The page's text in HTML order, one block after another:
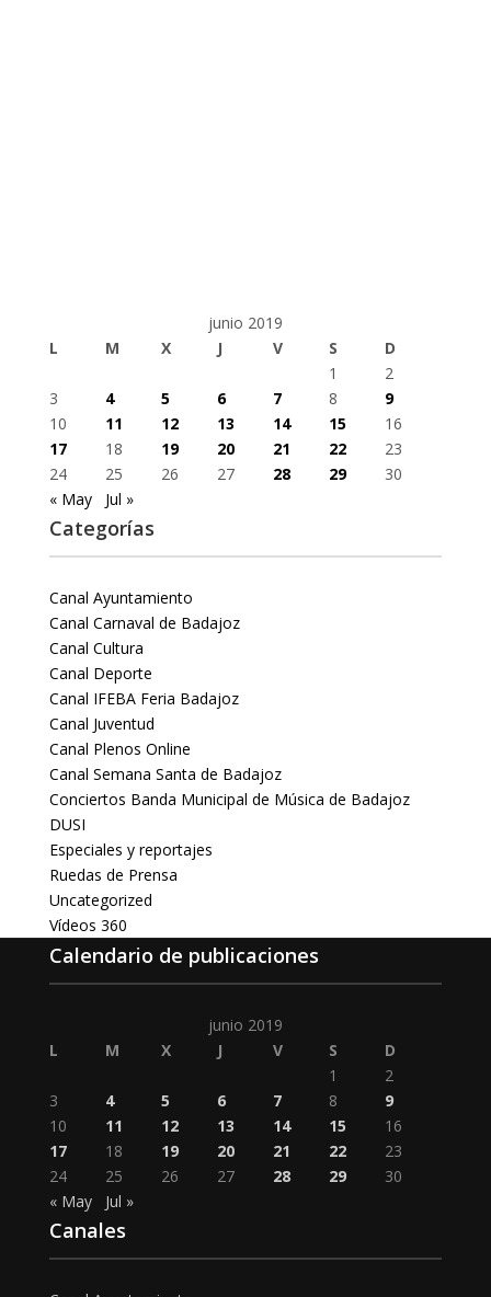
junio 2019
L
M X J V S
D
1
2
3
4 5 6 7 8
9
10
11 12 13 14 15
16
17
18 19 20 21 22
23
24
25 26 27 28 29
30
« May
Jul »
Categorías
Canal Ayuntamiento
Canal Carnaval de Badajoz
Canal Cultura
Canal Deporte
Canal IFEBA Feria Badajoz
Canal Juventud
Canal Plenos Online
Canal Semana Santa de Badajoz
Conciertos Banda Municipal de Música de Badajoz
DUSI
Especiales y reportajes
Ruedas de Prensa
Uncategorized
Vídeos 360
Calendario de publicaciones
junio 2019
L
M X J V S
D
1
2
3
4 5 6 7 8
9
10
11 12 13 14 15
16
17
18 19 20 21 22
23
24
25 26 27 28 29
30
« May
Jul »
Canales